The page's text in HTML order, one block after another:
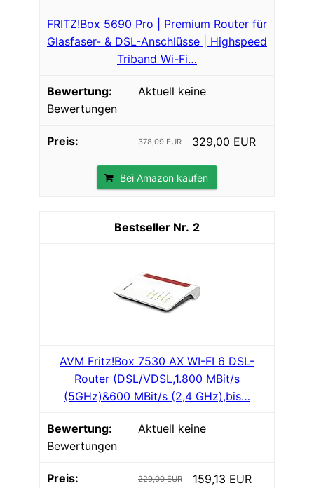
FRITZ!Box 5690 Pro | Premium Router für
Glasfaser- & DSL-Anschlüsse | Highspeed
Triband Wi-Fi…
Aktuell keine
Bewertungen
378,09 EUR 329,00 EUR
Bei Amazon kaufen
2
AVM Fritz!Box 7530 AX WI-FI 6 DSL-
Router (DSL/VDSL,1.800 MBit/s
(5GHz)&600 MBit/s (2,4 GHz),bis…
Aktuell keine
Bewertungen
229,00 EUR 159,13 EUR